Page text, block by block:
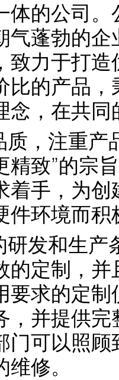
体的公司
气蓬勃的
致力于打
比的产品
念，在共
，注重产
精致”的宗
着手，为
件环境而积
发和生产
的定制，
要求的定
，并提供
门可以照
修。